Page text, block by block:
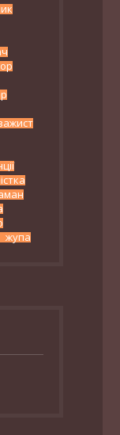
жупа